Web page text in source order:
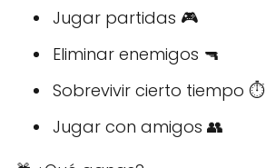
Jugar partidas 🎮
Eliminar enemigos 🔫
Sobrevivir cierto tiempo ⏱️
Jugar con amigos 👥